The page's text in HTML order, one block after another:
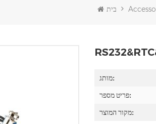
בית
מותג:
פריט מספר:
מקור המוצר: